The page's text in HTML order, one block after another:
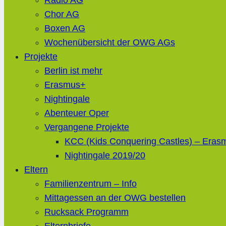
Chor AG
Boxen AG
Wochenübersicht der OWG AGs
Projekte
Berlin ist mehr
Erasmus+
Nightingale
Abenteuer Oper
Vergangene Projekte
KCC (Kids Conquering Castles) –
Nightingale 2019/20
Eltern
Familienzentrum – Info
Mittagessen an der OWG bestellen
Rucksack Programm